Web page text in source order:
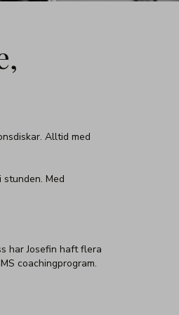
Alltid med
Med
har Josefin haft flera
coachingprogram.